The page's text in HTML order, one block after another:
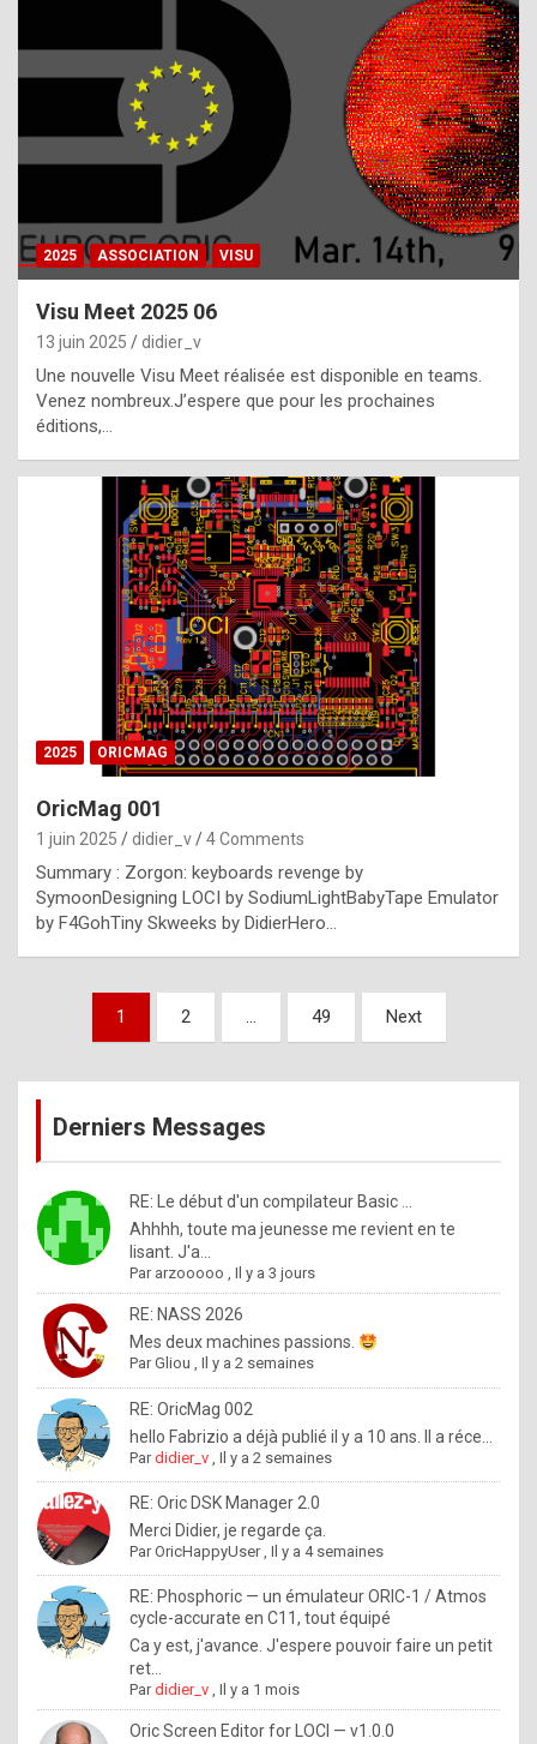
h
a
t
t
e
b
e
s
t
p
h
o
n
y
l
e
x
a
%
m
a
d
b
y
o
l
e
x
.
I
f
y
o
2025 ASSOCIATION VISU
Visu Meet 2025 06
13 juin 2025 didier_v
Une nouvelle Visu Meet réalisée est disponible en teams.
Venez nombreux.J’espere que pour les prochaines
éditions,…
2025 ORICMAG
OricMag 001
1 juin 2025 didier_v 4 Comments
Summary : Zorgon: keyboards revenge by
SymoonDesigning LOCI by SodiumLightBabyTape Emulator
by F4GohTiny Skweeks by DidierHero…
Pagination
publications
1 2 … 49 Next
Derniers Messages
RE: Le début d'un compilateur Basic ...
Ahhhh, toute ma jeunesse me revient en te
lisant. J'a...
Par arzooooo ,Il y a 3 jours
RE: NASS 2026
Mes deux machines passions.
ParGliou ,Il y a 2 semaines
RE: OricMag 002
hello Fabrizio a déjà publié il y a 10 ans. Il a réce...
Pardidier_v ,Il y a 2 semaines
RE: Oric DSK Manager 2.0
Merci Didier, je regarde ça.
ParOricHappyUser,Il y a 4 semaines
RE: Phosphoric — un émulateur ORIC-1 / Atmos
cycle-accurate en C11, tout équipé
Ca y est, j'avance. J'espere pouvoir faire un petit
ret...
Pardidier_v ,Il y a 1 mois
Oric Screen Editor for LOCI — v1.0.0